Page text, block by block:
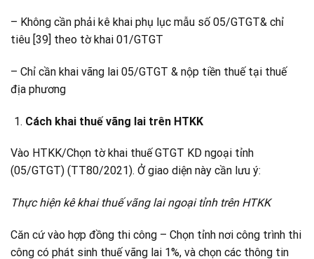
– Không cần phải kê khai phụ lục mẫu số 05/GTGT& chỉ
tiêu [39] theo tờ khai 01/GTGT
– Chỉ cần khai vãng lai 05/GTGT & nộp tiền thuế tại thuế
địa phương
Cách khai thuế vãng lai trên HTKK
Vào HTKK/Chọn tờ khai thuế GTGT KD ngoại tỉnh
(05/GTGT) (TT80/2021). Ở giao diện này cần lưu ý:
Thực hiện kê khai thuế vãng lai ngoại tỉnh trên HTKK
Căn cứ vào hợp đồng thi công – Chọn tỉnh nơi công trình thi
công có phát sinh thuế vãng lai 1%, và chọn các thông tin